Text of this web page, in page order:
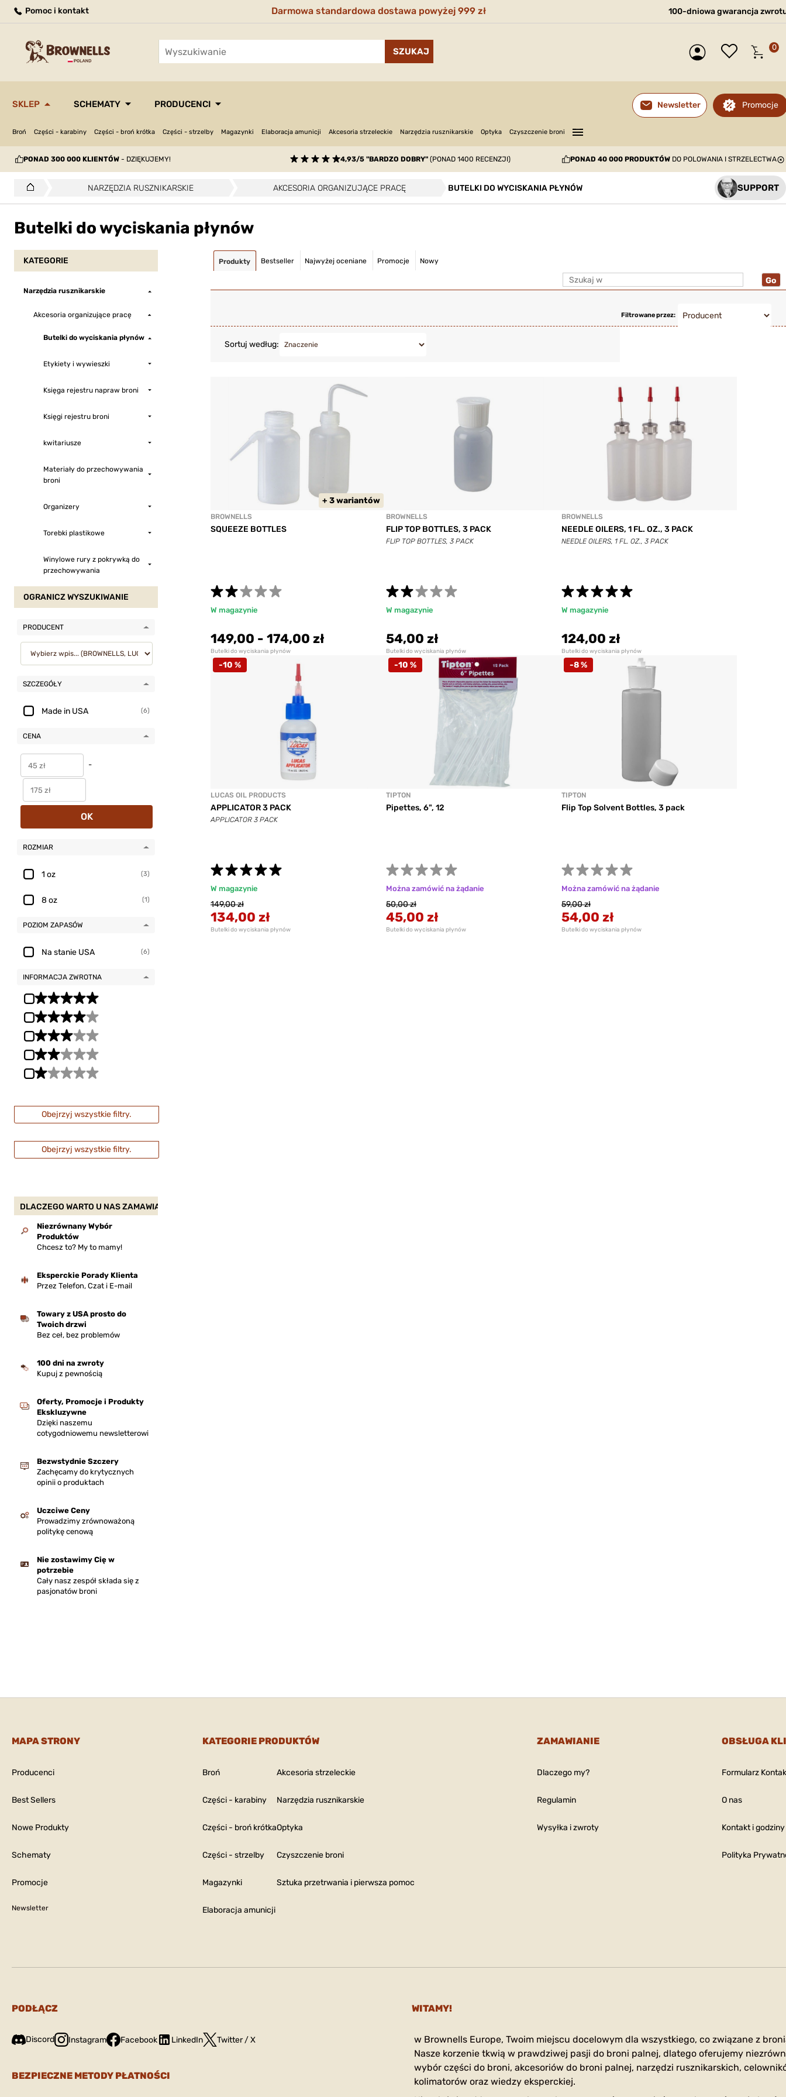
Pomoc i kontakt Darmowa standardowa dostawa powyżej 999 zł 100-dniowa gwarancja
0
SKLEP SCHEMATY PRODUCENCI Newsletter Promocje
Broń Części - karabiny Części - broń krótka Części - strzelby Magazynki Elaboracja amunicji Akcesoria strzeleckie Narzędzia rusznikarskie Optyka Czyszczenie broni —
—
—
PONAD 300 000 KLIENTÓW - DZIĘKUJEMY! 4,93/5 "BARDZO DOBRY"(PONAD 1400 RECENZJI) PONAD 40 000 PRODUKTÓW DO POLOWANIA I STRZELECTWA
NARZĘDZIA RUSZNIKARSKIE AKCESORIA ORGANIZUJĄCE PRACĘ BUTELKI DO WYCISKANIA PŁYNÓW SUPPORT
Butelki do wyciskania płynów
Produkty Bestseller Najwyżej oceniane Promocje Nowy
Filtrowane przez:
Sortuj według:
+ 3 wariantów
BROWNELLS
SQUEEZE BOTTLES
Butelki do wyciskania płynów
W magazynie
149,00 - 174,00 zł
BROWNELLS
FLIP TOP BOTTLES, 3 PACK
FLIP TOP BOTTLES, 3 PACK
Butelki do wyciskania płynów
W magazynie
54,00 zł
BROWNELLS
NEEDLE OILERS, 1 FL. OZ., 3 PACK
NEEDLE OILERS, 1 FL. OZ., 3 PACK
Butelki do wyciskania płynów
W magazynie
124,00 zł
-10 %
LUCAS OIL PRODUCTS
APPLICATOR 3 PACK
APPLICATOR 3 PACK
Butelki do wyciskania płynów
W magazynie
149,00 zł
134,00 zł
-10 %
TIPTON
Pipettes, 6", 12
Butelki do wyciskania płynów
Można zamówić na żądanie
50,00 zł
45,00 zł
-8 %
TIPTON
Flip Top Solvent Bottles, 3 pack
Butelki do wyciskania płynów
Można zamówić na żądanie
59,00 zł
54,00 zł
KATEGORIE
Narzędzia rusznikarskie
Akcesoria organizujące pracę
Butelki do wyciskania płynów
Etykiety i wywieszki
Księga rejestru napraw broni
Księgi rejestru broni
kwitariusze
Materiały do przechowywania
broni
Organizery
Torebki plastikowe
Winylowe rury z pokrywką do
przechowywania
OGRANICZ WYSZUKIWANIE
PRODUCENT
SZCZEGÓŁY
Made in USA (6)
CENA
-
OK
ROZMIAR
1 oz (3)
8 oz (1)
POZIOM ZAPASÓW
Na stanie USA (6)
INFORMACJA ZWROTNA
Obejrzyj wszystkie filtry.
Obejrzyj wszystkie filtry.
DLACZEGO WARTO U NAS ZAMAWIAĆ?
Niezrównany Wybór
Produktów
Chcesz to? My to mamy!
Eksperckie Porady Klienta
Przez Telefon, Czat i E-mail
Towary z USA prosto do
Twoich drzwi
Bez ceł, bez problemów
100 dni na zwroty
Kupuj z pewnością
Oferty, Promocje i Produkty
Ekskluzywne
Dzięki naszemu
cotygodniowemu newsletterowi
Bezwstydnie Szczery
Zachęcamy do krytycznych
opinii o produktach
Uczciwe Ceny
Prowadzimy zrównoważoną
politykę cenową
Nie zostawimy Cię w
potrzebie
Cały nasz zespół składa się z
pasjonatów broni
MAPA STRONY
Producenci
Best Sellers
Nowe Produkty
Schematy
Promocje
Newsletter
KATEGORIE PRODUKTÓW
Broń
Części - karabiny
Części - broń krótka
Części - strzelby
Magazynki
Elaboracja amunicji
Akcesoria strzeleckie
Narzędzia rusznikarskie
Optyka
Czyszczenie broni
Sztuka przetrwania i pierwsza pomoc
ZAMAWIANIE
Dlaczego my?
Regulamin
Wysyłka i zwroty
OBSŁUGA
Formularz
O nas
Kontakt i
Polityka
PODŁĄCZ
Discord Instagram Facebook LinkedIn Twitter / X
BEZPIECZNE METODY PŁATNOŚCI
WITAMY!
w Brownells Europe, Twoim miejscu docelowym dla wszystkiego, co związane z
Nasze korzenie tkwią w prawdziwej pasji do broni palnej, dlatego oferujemy
wybór części do broni, akcesoriów do broni palnej, narzędzi rusznikarskich,
kolimatorów oraz wiedzy eksperckiej.